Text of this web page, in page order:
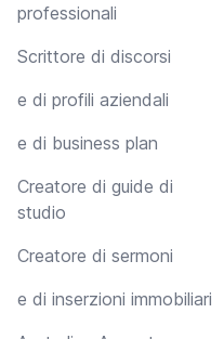
professionali
Scrittore di discorsi
e di profili aziendali
e di business plan
Creatore di guide di
studio
Creatore di sermoni
e di inserzioni immobiliari